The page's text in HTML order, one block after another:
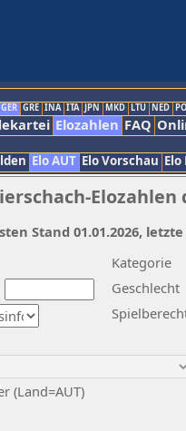
GER GRE INA ITA JPN MKD LTU NED
Elozahlen FAQ
Elo AUT Elo Vorschau Elo
Elozahlen
Kategorie
Geschlecht
(Land=AUT)
Stand 01.01.2026,